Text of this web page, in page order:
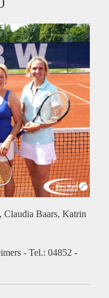
Claudia Baars, Katrin
- Tel.: 04852 -